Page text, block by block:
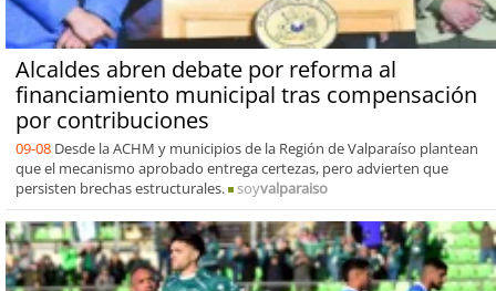
Alcaldes abren debate por reforma al
financiamiento municipal tras compensación
por contribuciones
09-08 Desde la ACHM y municipios de la Región de Valparaíso plantean
que el mecanismo aprobado entrega certezas, pero advierten que
persisten brechas estructurales.
soyvalparaiso